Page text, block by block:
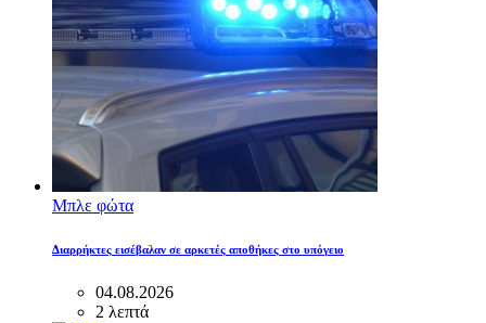
Μπλε φώτα
Διαρρήκτες εισέβαλαν σε αρκετές αποθήκες στο υπόγειο
04.08.2026
2 λεπτά